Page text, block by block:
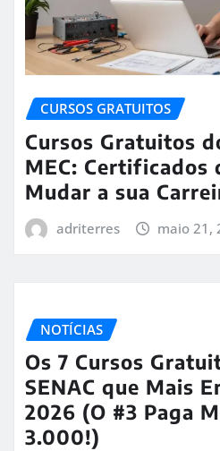
CURSOS GRATUITOS
Cursos Gratuitos
MEC: Certificados
Mudar a sua
adriterres maio 21,
NOTÍCIAS
Os 7 Cursos
SENAC que Mais
2026 (O #3 Paga
3.000!)